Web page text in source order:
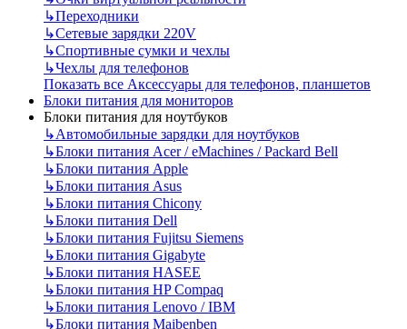
↳Переходники
↳Сетевые зарядки 220V
↳Спортивные сумки и чехлы
↳Чехлы для телефонов
Показать все Аксессуары для телефонов, планшетов
Блоки питания для мониторов
Блоки питания для ноутбуков
↳Автомобильные зарядки для ноутбуков
↳Блоки питания Acer / eMachines / Packard Bell
↳Блоки питания Apple
↳Блоки питания Asus
↳Блоки питания Chicony
↳Блоки питания Dell
↳Блоки питания Fujitsu Siemens
↳Блоки питания Gigabyte
↳Блоки питания HASEE
↳Блоки питания HP Compaq
↳Блоки питания Lenovo / IBM
↳Блоки питания Maibenben